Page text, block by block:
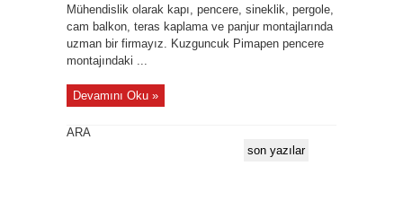
Mühendislik olarak kapı, pencere, sineklik, pergole,
cam balkon, teras kaplama ve panjur montajlarında
uzman bir firmayız. Kuzguncuk Pimapen pencere
montajındaki ...
Devamını Oku »
ARA
son yazılar